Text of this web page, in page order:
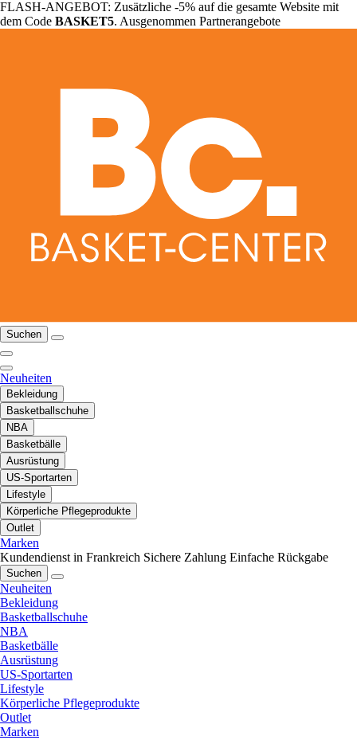
FLASH-ANGEBOT: Zusätzliche -5% auf die gesamte Website mit
dem Code BASKET5. Ausgenommen Partnerangebote
Suchen
Neuheiten
Bekleidung
Basketballschuhe
NBA
Basketbälle
Ausrüstung
US-Sportarten
Lifestyle
Körperliche Pflegeprodukte
Outlet
Marken
Kundendienst in Frankreich Sichere Zahlung Einfache Rückgabe
Suchen
Neuheiten
Bekleidung
Basketballschuhe
NBA
Basketbälle
Ausrüstung
US-Sportarten
Lifestyle
Körperliche Pflegeprodukte
Outlet
Marken